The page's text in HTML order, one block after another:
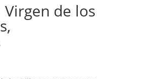
de los